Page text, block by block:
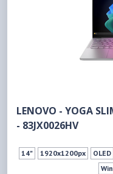
LENOVO - YOGA
- 83JX0026HV
14" 1920x1200px OLED